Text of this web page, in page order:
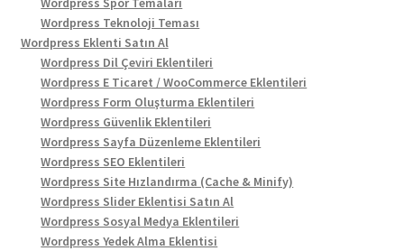
Wordpress Teknoloji Teması
Wordpress Eklenti Satın Al
Wordpress Dil Çeviri Eklentileri
Wordpress E Ticaret / WooCommerce Eklentileri
Wordpress Form Oluşturma Eklentileri
Wordpress Güvenlik Eklentileri
Wordpress Sayfa Düzenleme Eklentileri
Wordpress SEO Eklentileri
Wordpress Site Hızlandırma (Cache & Minify)
Wordpress Slider Eklentisi Satın Al
Wordpress Sosyal Medya Eklentileri
Wordpress Yedek Alma Eklentisi